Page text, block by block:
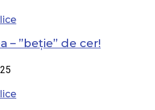
– ”beție” de cer!